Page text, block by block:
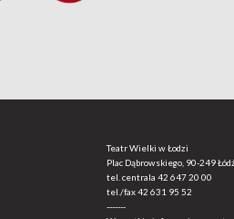
Teatr Wielki w Łodzi
Plac Dąbrowskiego, 90-249 Łódź
tel. centrala 42 647 20 00
tel./fax42 631 95 52
-------